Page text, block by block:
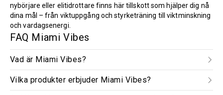
nybörjare eller elitidrottare finns här tillskott som hjälper dig nå
dina mål – från viktuppgång och styrketräning till viktminskning
och vardagsenergi.
FAQ Miami Vibes
Vad är Miami Vibes?
Vilka produkter erbjuder Miami Vibes?